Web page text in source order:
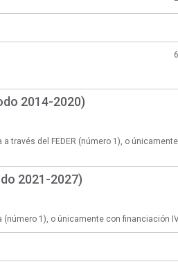
2014-2020)
través del FEDER (número 1), o
2021-2027)
1), o únicamente con financiación